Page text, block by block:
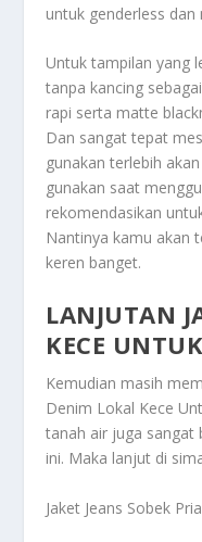
untuk genderless
Untuk tampilan yang
tanpa kancing
rapi serta matte
Dan sangat tepat
gunakan terlebih
gunakan saat
rekomendasikan
Nantinya kamu akan
keren banget.
LANJUTAN
KECE
Kemudian masih
Denim Lokal Kece
tanah air juga sangat
ini. Maka lanjut di
Jaket Jeans Sobek